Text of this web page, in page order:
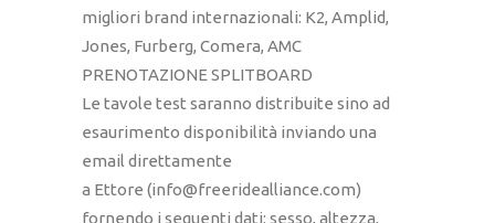
migliori brand internazionali: K2, Amplid,
Jones, Furberg, Comera, AMC
PRENOTAZIONE SPLITBOARD
Le tavole test saranno distribuite sino ad
esaurimento disponibilità inviando una
email direttamente
a Ettore (info@freeridealliance.com)
fornendo i seguenti dati: sesso, altezza,